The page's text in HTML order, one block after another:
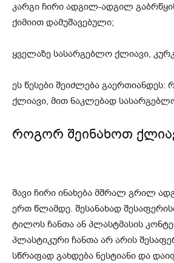
კარგი ჩირი ადგილ-ადგილ
ქიმიით დამუშავებული;
ყველაზე სასარგებლო ქლიავი,
ეს წესები შეიძლება
ქლიავი, მით ნაკლებად
როგორ შეინახოთ
შავი ჩირი ინახება მშრალ გრილ
ერთ წლამდე. შესანახად
ტილოს ჩანთა ან პლასტმასის
პლასტიკური ჩანთა არ არის
სწრაფად გახდება ნესტიანი და